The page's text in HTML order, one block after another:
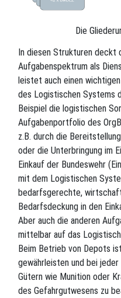
Die
In diesen Strukturen deckt
Aufgabenspektrum als
leistet auch einen
des Logistischen Systems
Beispiel die logistischen
Aufgabenportfolio des
z.B. durch die
oder die Unterbringung im
Einkauf der Bundeswehr
mit dem Logistischen
bedarfsgerechte,
Bedarfsdeckung in den
Aber auch die anderen
mittelbar auf das
Beim Betrieb von Depots
gewährleisten und bei
Gütern wie Munition oder
des Gefahrgutwesens zu